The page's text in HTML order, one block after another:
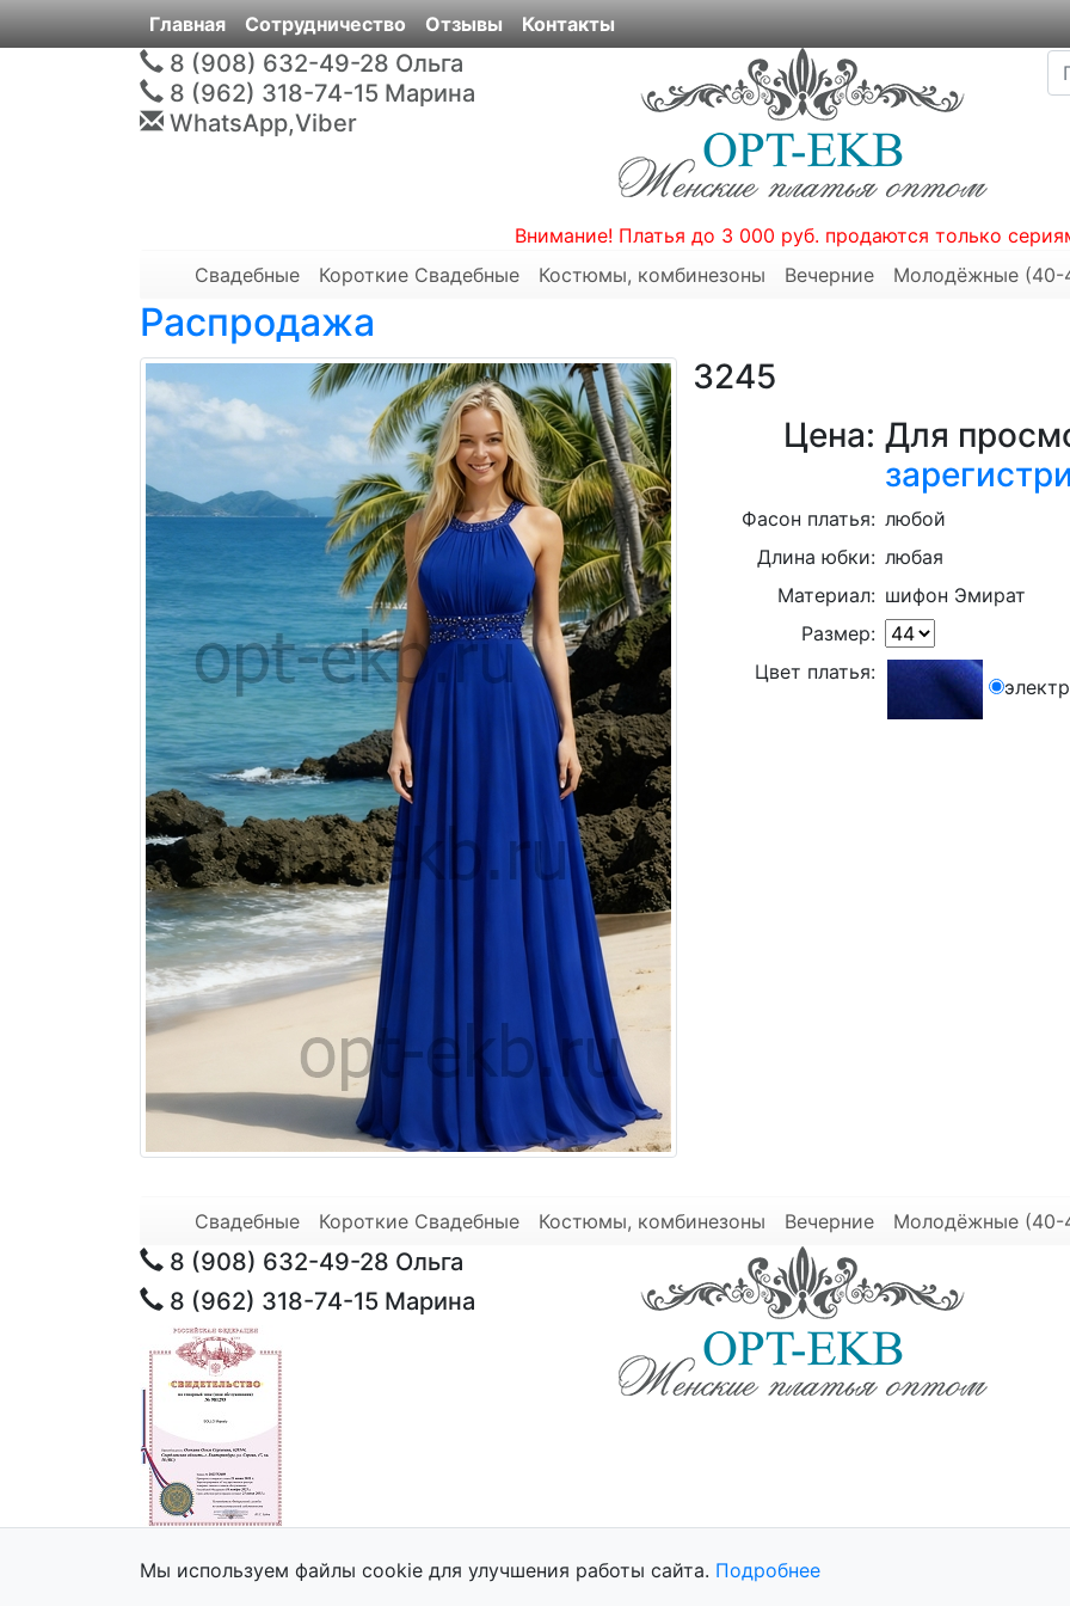
Главная Сотрудничество Отзывы Контакты
8 (908) 632-49-28 Ольга
8 (962) 318-74-15 Марина
WhatsApp,Viber
Внимание! Платья до 3 000 руб. продаются только
Свадебные
Короткие Свадебные Костюмы, комбинезоны Вечерние Молодёжные (40-
Распродажа
3245
Цена: Для
Фасон платья: любой
Длина юбки: любая
Материал: шифон Эмират
Размер:
Цвет платья:
Свадебные Короткие Свадебные Костюмы, комбинезоны Вечерние Молодёжные (40-
8 (908) 632-49-28 Ольга
8 (962) 318-74-15 Марина
Мы используем файлы cookie для улучшения работы сайта. Подробнее